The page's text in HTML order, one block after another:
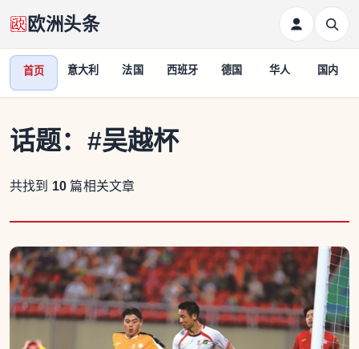
欧洲头条
首页 意大利 法国 西班牙 德国 华人 国内
话题： #吴越杯
共找到 10 篇相关文章